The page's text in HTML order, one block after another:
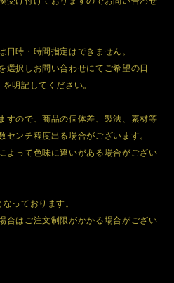
日時・時間指定はできません。
択しお問い合わせにてご希望の日
明記してください。
すので、商品の個体差、製法、素材等
ンチ程度出る場合がございます。
よって色味に違いがある場合がござい
っております。
合はご注文制限がかかる場合がござい